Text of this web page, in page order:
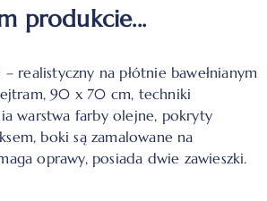
produkcie...
realistyczny na płótnie bawełnianym
90 x 70 cm, techniki
warstwa farby olejne, pokryty
boki są zamalowane na
oprawy, posiada dwie zawieszki.